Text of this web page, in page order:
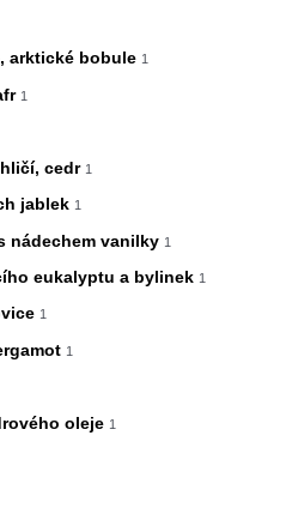
arktické bobule 1
1
cedr 1
jablek 1
nádechem vanilky 1
eukalyptu a bylinek 1
1
1
oleje 1